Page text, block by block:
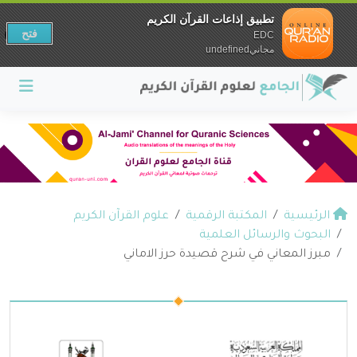
الرئيسية المكتبة الرقمية
علوم القرآن الكريم
البحوث والرسائل العلمية
مبرز المعاني في شرح قصيدة حرز الاماني
تطبيق إذاعات القرآن الكريم
EDC
مجانيundefined
فتح